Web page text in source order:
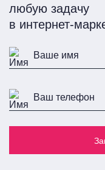
любую задачу
в интернет-